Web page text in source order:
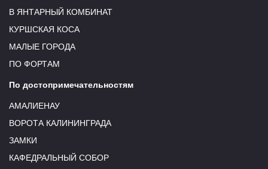
В ЯНТАРНЫЙ КОМБИНАТ
КУРШСКАЯ КОСА
МАЛЫЕ ГОРОДА
ПО ФОРТАМ
По достопримечательностям
АМАЛИЕНАУ
ВОРОТА КАЛИНИНГРАДА
ЗАМКИ
КАФЕДРАЛЬНЫЙ СОБОР